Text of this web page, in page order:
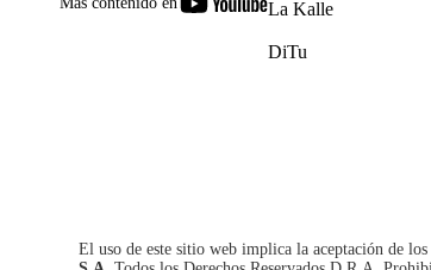
La Kalle
DiTu
El uso de este sitio web implica la aceptación de los